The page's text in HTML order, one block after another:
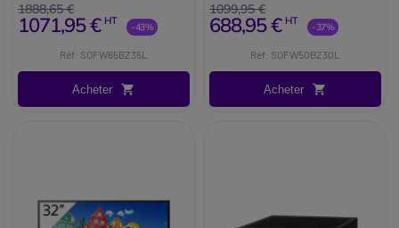
1888,65 €
1071,95 € HT -43%
Réf: SOFW65BZ35L
Acheter
1099,95 €
688,95 € HT -37%
Réf: SOFW50BZ30L
Acheter